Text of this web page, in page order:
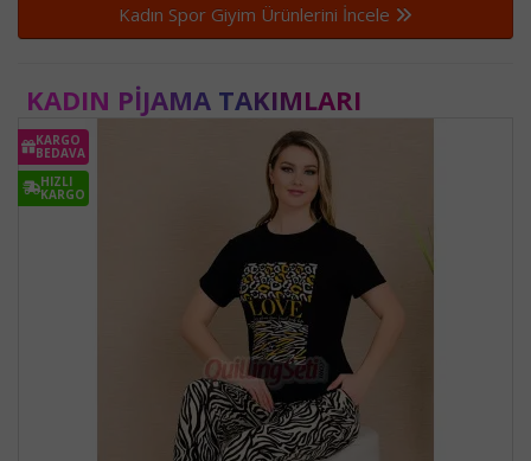
Kadın Spor Giyim Ürünlerini İncele
KADIN PIJAMA TAKIMLARI
KARGO
BEDAVA
HIZLI
KARGO